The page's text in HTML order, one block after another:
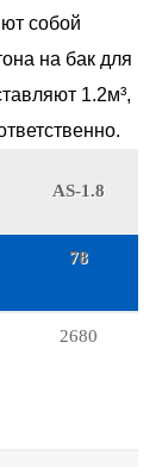
собой
на бак для
1.2м³,
AS-1.8
78
2680